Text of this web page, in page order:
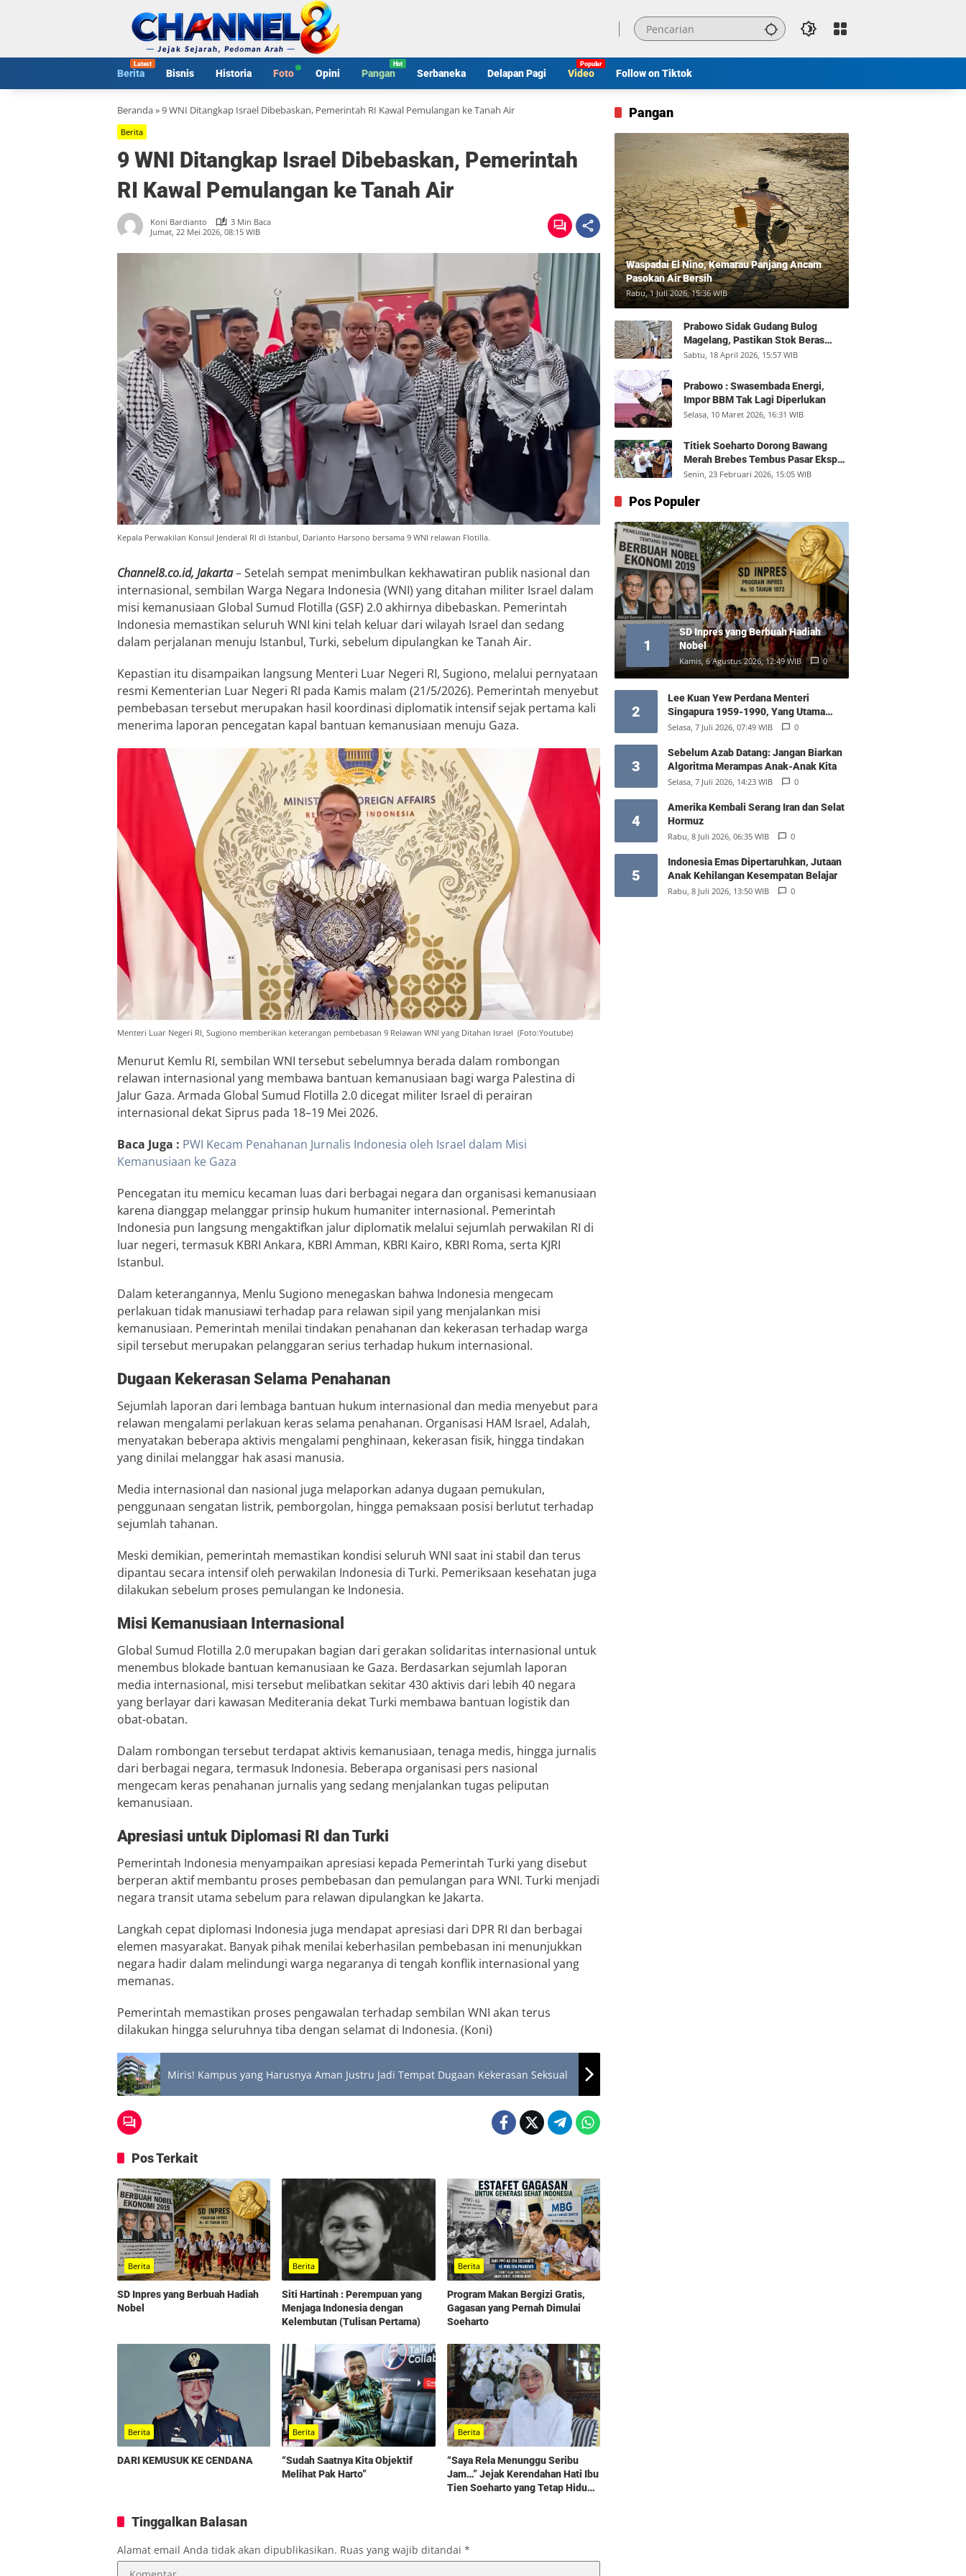
Berita Bisnis Historia Foto Opini Pangan Serbaneka Delapan Pagi Video Follow on Tiktok
Beranda»9 WNI Ditangkap Israel Dibebaskan, Pemerintah RI Kawal Pemulangan ke Tanah Air
Berita
9 WNI Ditangkap Israel Dibebaskan, Pemerintah
RI Kawal Pemulangan ke Tanah Air
Koni Bardianto
3 Min Baca
Jumat, 22 Mei 2026, 08:15 WIB
Kepala Perwakilan Konsul Jenderal RI di Istanbul, Darianto Harsono bersama 9 WNI relawan Flotilla.
Channel8.co.id, Jakarta– Setelah sempat menimbulkan kekhawatiran publik nasional dan
internasional, sembilan Warga Negara Indonesia (WNI) yang ditahan militer Israel dalam
misi kemanusiaan Global Sumud Flotilla (GSF) 2.0 akhirnya dibebaskan. Pemerintah
Indonesia memastikan seluruh WNI kini telah keluar dari wilayah Israel dan sedang
dalam perjalanan menuju Istanbul, Turki, sebelum dipulangkan ke Tanah Air.
Kepastian itu disampaikan langsung Menteri Luar Negeri RI, Sugiono, melalui pernyataan
resmi Kementerian Luar Negeri RI pada Kamis malam (21/5/2026). Pemerintah menyebut
pembebasan tersebut merupakan hasil koordinasi diplomatik intensif sejak pertama kali
menerima laporan pencegatan kapal bantuan kemanusiaan menuju Gaza.
Menteri Luar Negeri RI, Sugiono memberikan keterangan pembebasan 9 Relawan WNI yang Ditahan Israel (Foto:Youtube)
Menurut Kemlu RI, sembilan WNI tersebut sebelumnya berada dalam rombongan
relawan internasional yang membawa bantuan kemanusiaan bagi warga Palestina di
Jalur Gaza. Armada Global Sumud Flotilla 2.0 dicegat militer Israel di perairan
internasional dekat Siprus pada 18–19 Mei 2026.
Baca Juga : PWI Kecam Penahanan Jurnalis Indonesia oleh Israel dalam Misi
Kemanusiaan ke Gaza
Pencegatan itu memicu kecaman luas dari berbagai negara dan organisasi kemanusiaan
karena dianggap melanggar prinsip hukum humaniter internasional. Pemerintah
Indonesia pun langsung mengaktifkan jalur diplomatik melalui sejumlah perwakilan RI di
luar negeri, termasuk KBRI Ankara, KBRI Amman, KBRI Kairo, KBRI Roma, serta KJRI
Istanbul.
Dalam keterangannya, Menlu Sugiono menegaskan bahwa Indonesia mengecam
perlakuan tidak manusiawi terhadap para relawan sipil yang menjalankan misi
kemanusiaan. Pemerintah menilai tindakan penahanan dan kekerasan terhadap warga
sipil tersebut merupakan pelanggaran serius terhadap hukum internasional.
Dugaan Kekerasan Selama Penahanan
Sejumlah laporan dari lembaga bantuan hukum internasional dan media menyebut para
relawan mengalami perlakuan keras selama penahanan. Organisasi HAM Israel, Adalah,
menyatakan beberapa aktivis mengalami penghinaan, kekerasan fisik, hingga tindakan
yang dinilai melanggar hak asasi manusia.
Media internasional dan nasional juga melaporkan adanya dugaan pemukulan,
penggunaan sengatan listrik, pemborgolan, hingga pemaksaan posisi berlutut terhadap
sejumlah tahanan.
Meski demikian, pemerintah memastikan kondisi seluruh WNI saat ini stabil dan terus
dipantau secara intensif oleh perwakilan Indonesia di Turki. Pemeriksaan kesehatan juga
dilakukan sebelum proses pemulangan ke Indonesia.
Misi Kemanusiaan Internasional
Global Sumud Flotilla 2.0 merupakan bagian dari gerakan solidaritas internasional untuk
menembus blokade bantuan kemanusiaan ke Gaza. Berdasarkan sejumlah laporan
media internasional, misi tersebut melibatkan sekitar 430 aktivis dari lebih 40 negara
yang berlayar dari kawasan Mediterania dekat Turki membawa bantuan logistik dan
obat-obatan.
Dalam rombongan tersebut terdapat aktivis kemanusiaan, tenaga medis, hingga jurnalis
dari berbagai negara, termasuk Indonesia. Beberapa organisasi pers nasional
mengecam keras penahanan jurnalis yang sedang menjalankan tugas peliputan
kemanusiaan.
Apresiasi untuk Diplomasi RI dan Turki
Pemerintah Indonesia menyampaikan apresiasi kepada Pemerintah Turki yang disebut
berperan aktif membantu proses pembebasan dan pemulangan para WNI. Turki menjadi
negara transit utama sebelum para relawan dipulangkan ke Jakarta.
Langkah cepat diplomasi Indonesia juga mendapat apresiasi dari DPR RI dan berbagai
elemen masyarakat. Banyak pihak menilai keberhasilan pembebasan ini menunjukkan
negara hadir dalam melindungi warga negaranya di tengah konflik internasional yang
memanas.
Pemerintah memastikan proses pengawalan terhadap sembilan WNI akan terus
dilakukan hingga seluruhnya tiba dengan selamat di Indonesia. (Koni)
Miris! Kampus yang Harusnya Aman Justru Jadi Tempat Dugaan Kekerasan Seksual
Pos Terkait
Berita
SD Inpres yang Berbuah Hadiah
Nobel
Berita
Siti Hartinah : Perempuan yang
Menjaga Indonesia dengan
Kelembutan (Tulisan Pertama)
Berita
Program Makan Bergizi Gratis,
Gagasan yang Pernah Dimulai
Soeharto
Berita
DARI KEMUSUK KE CENDANA
Berita
“Sudah Saatnya Kita Objektif
Melihat Pak Harto”
Berita
“Saya Rela Menunggu Seribu
Jam…” Jejak Kerendahan Hati Ibu
Tien Soeharto yang Tetap Hidup
Tinggalkan Balasan
Alamat email Anda tidak akan dipublikasikan. Ruas yang wajib ditandai *
Pangan
Waspadai El Nino, Kemarau Panjang Ancam
Pasokan Air Bersih
Rabu, 1 Juli 2026, 15:36 WIB
Prabowo Sidak Gudang Bulog
Magelang, Pastikan Stok Beras
Aman dan Distribusi Lancar
Sabtu, 18 April 2026, 15:57 WIB
Prabowo : Swasembada Energi,
Impor BBM Tak Lagi Diperlukan
Selasa, 10 Maret 2026, 16:31 WIB
Titiek Soeharto Dorong Bawang
Merah Brebes Tembus Pasar Ekspor,
Petani Bisa Untung Rp350 Juta per
Senin, 23 Februari 2026, 15:05 WIB
Pos Populer
1
SD Inpres yang Berbuah Hadiah
Nobel
Kamis, 6 Agustus 2026, 12:49 WIB 0
2
Lee Kuan Yew Perdana Menteri
Singapura 1959-1990, Yang Utama
Diantara Yang Sederajat
Selasa, 7 Juli 2026, 07:49 WIB 0
3
Sebelum Azab Datang: Jangan Biarkan
Algoritma Merampas Anak-Anak Kita
Selasa, 7 Juli 2026, 14:23 WIB 0
4
Amerika Kembali Serang Iran dan Selat
Hormuz
Rabu, 8 Juli 2026, 06:35 WIB 0
5
Indonesia Emas Dipertaruhkan, Jutaan
Anak Kehilangan Kesempatan Belajar
Rabu, 8 Juli 2026, 13:50 WIB 0